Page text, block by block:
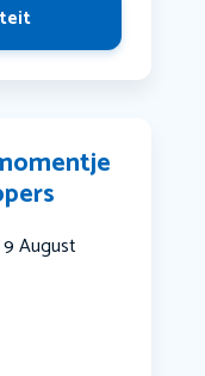
August